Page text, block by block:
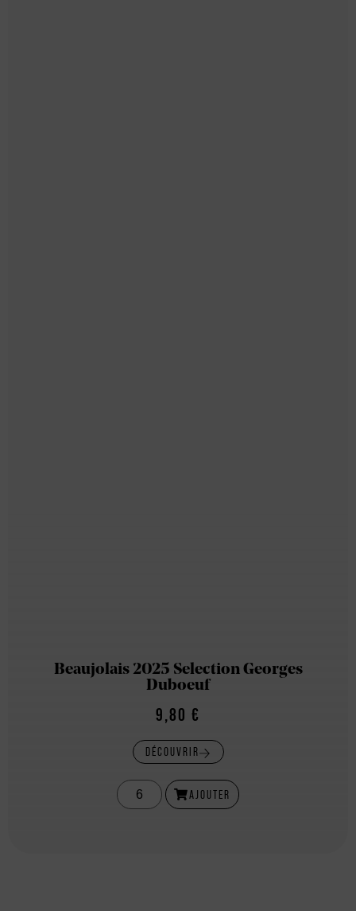
Beaujolais 2025 Selection Georges
Duboeuf
9,80 €
DÉCOUVRIR
AJOUTER